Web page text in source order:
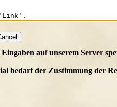
auf unserem Server
bedarf der Zustimmung der